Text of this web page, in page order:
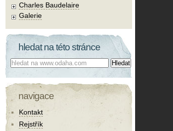
Charles Baudelaire
Galerie
hledat na této stránce
Co hledat:
navigace
Kontakt
Rejstřík